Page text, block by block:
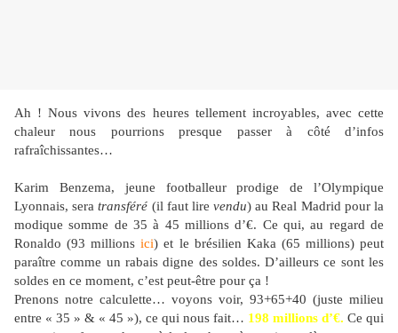
Ah ! Nous vivons des heures tellement incroyables, avec cette
chaleur nous pourrions presque passer à côté d’infos
rafraîchissantes…
Karim Benzema, jeune footballeur prodige de l’Olympique
Lyonnais, seratransféré (il faut lirevendu) au Real Madrid pour la
modique somme de 35 à 45 millions d’€. Ce qui, au regard de
Ronaldo (93 millionsici) et le brésilien Kaka (65 millions) peut
paraître comme un rabais digne des soldes. D’ailleurs ce sont les
soldes en ce moment, c’est peut-être pour ça !
Prenons notre calculette… voyons voir, 93+65+40 (juste milieu
entre « 35 » & « 45 »), ce qui nous fait… 198 millions d’€. Ce qui